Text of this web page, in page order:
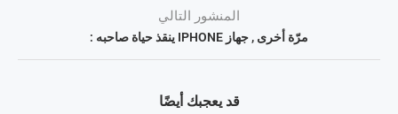
المنشور التالي
مرّة أخرى , جهاز IPHONE ينقذ حياة صاحبه :
قد يعجبك أيضًا